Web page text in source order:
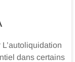
dans certains